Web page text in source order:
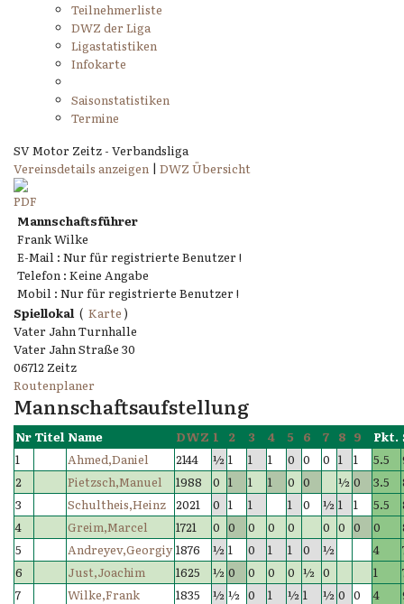
Teilnehmerliste
DWZ der Liga
Ligastatistiken
Infokarte
Saisonstatistiken
Termine
SV Motor Zeitz - Verbandsliga
Vereinsdetails anzeigen | DWZ Übersicht
Mannschaftsführer
Frank Wilke
E-Mail : Nur für registrierte Benutzer !
Telefon : Keine Angabe
Mobil : Nur für registrierte Benutzer !
Spiellokal( Karte )
Vater Jahn Turnhalle
Vater Jahn Straße 30
06712 Zeitz
Routenplaner
Mannschaftsaufstellung
Nr Titel Name DWZ 1 2 3 4 5 6 7 8 9 Pkt.
1
Ahmed,Daniel 2144 ½ 1 1 1 0 0 0 1 1 5.5
2
Pietzsch,Manuel 1988 0 1 1 1 0 0 ½ 0 3.5
3
Schultheis,Heinz 2021 0 1 1 1 0 ½ 1 1 5.5
4
Greim,Marcel 1721 0 0 0 0 0 0 0 0 0
5
Andreyev,Georgiy 1876 ½ 1 0 1 1 0 ½ 4
6
Just,Joachim 1625 ½ 0 0 0 0 ½ 0 1
7
Wilke,Frank 1835 ½ ½ 0 1 ½ 1 ½ 0 0 4